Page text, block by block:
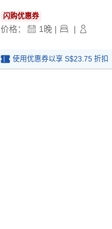
闪购优惠券
价格： 1晚 | |
使用优惠券以享 S$23.75 折扣